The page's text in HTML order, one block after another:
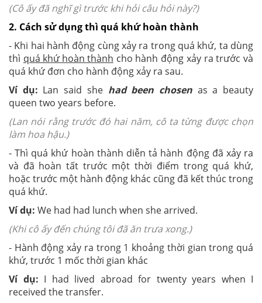
(Cô ấy đã nghĩ gì trước khi hỏi câu hỏi này?)
2. Cách sử dụng thì quá khứ hoàn thành
- Khi hai hành động cùng xảy ra trong quá khứ, ta dùng
thì quá khứ hoàn thành cho hành động xảy ra trước và
quá khứ đơn cho hành động xảy ra sau.
Ví dụ: Lan said she had been chosen as a beauty
queen two years before.
(Lan nói rằng trước đó hai năm, cô ta từng được chọn
làm hoa hậu.)
- Thì quá khứ hoàn thành diễn tả hành động đã xảy ra
và đã hoàn tất trước một thời điểm trong quá khứ,
hoặc trước một hành động khác cũng đã kết thúc trong
quá khứ.
Ví dụ: We had had lunch when she arrived.
(Khi cô ấy đến chúng tôi đã ăn trưa xong.)
- Hành động xảy ra trong 1 khoảng thời gian trong quá
khứ, trước 1 mốc thời gian khác
Ví dụ: I had lived abroad for twenty years when I
received the transfer.